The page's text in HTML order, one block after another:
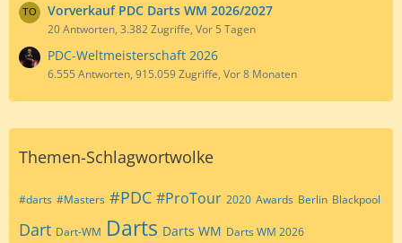
Vorverkauf PDC Darts WM 2026/2027
20 Antworten, 3.382 Zugriffe, Vor 5 Tagen
PDC-Weltmeisterschaft 2026
6.555 Antworten, 915.059 Zugriffe, Vor 8 Monaten
Themen-Schlagwortwolke
#darts #Masters #PDC #ProTour 2020 Awards Berlin Blackpool
Dart Dart-WM Darts Darts WM Darts WM 2026